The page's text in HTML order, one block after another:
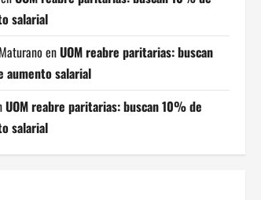
salarial
enUOM reabre paritarias: buscan
aumento salarial
UOM reabre paritarias: buscan 10% de
salarial